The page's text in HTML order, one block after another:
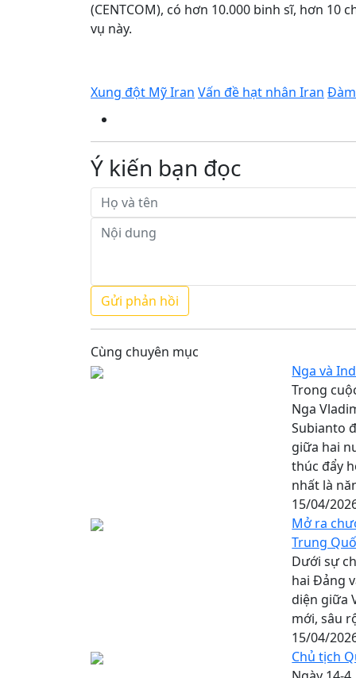
(CENTCOM), có hơn 10.000 binh sĩ, hơn
vụ này.
Xung đột Mỹ Iran Vấn đề hạt nhân Iran
Ý kiến bạn đọc
Cùng chuyên mục
Nga và
Trong
Nga
Subianto
giữa hai
thúc đẩy
nhất là
15/04/
Mở ra
Trung
Dưới sự
hai Đảng
diện giữa
mới, sâu
15/04/
Chủ tịch